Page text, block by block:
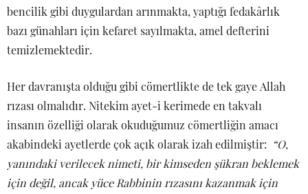
bencilik gibi duygulardan arınmakta, yaptığı fedakârlık
bazı günahları için kefaret sayılmakta, amel defterini
temizlemektedir.
Her davranışta olduğu gibi cömertlikte de tek gaye Allah
rızası olmalıdır. Nitekim ayet-i kerimede en takvalı
insanın özelliği olarak okuduğumuz cömertliğin amacı
akabindeki ayetlerde çok açık olarak izah edilmiştir: “O,
yanındaki verilecek nimeti, bir kimseden şükran beklemek
için değil, ancak yüce Rabbinin rızasını kazanmak için